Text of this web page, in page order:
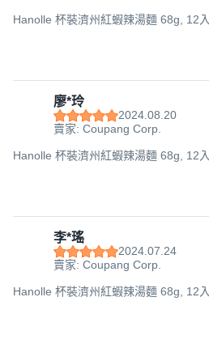
Hanolle 杯裝濟州紅蝦辣湯麵 68g, 12入
廖*玲
2024.08.20
賣家: Coupang Corp.
Hanolle 杯裝濟州紅蝦辣湯麵 68g, 12入
李*瑤
2024.07.24
賣家: Coupang Corp.
Hanolle 杯裝濟州紅蝦辣湯麵 68g, 12入